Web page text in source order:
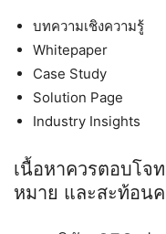
บทความเชิงความรู้
Whitepaper
Case Study
Solution Page
Industry Insights
เนื้อหาควรตอบโจ
หมาย และสะท้อน